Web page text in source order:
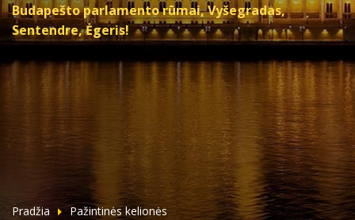
Budapešto parlamento rūmai, Vyšegradas,
Sentendre, Ėgeris!
Pradžia
Pažintinės kelionės